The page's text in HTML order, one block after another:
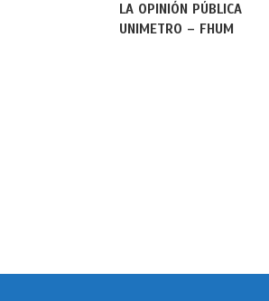
LA OPINIÓN PÚBLICA
UNIMETRO – FHUM